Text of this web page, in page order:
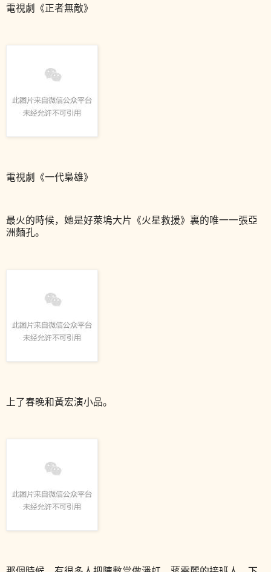
電視劇《正者無敵》
電視劇《一代梟雄》
最火的時候，她是好萊塢大片《火星救援》裏的唯一一張亞
洲麵孔。
上了春晚和黃宏演小品。